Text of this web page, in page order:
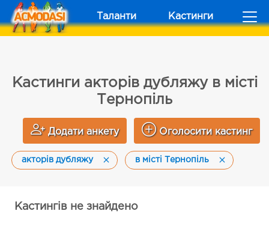
Таланти Кастинги
Кастинги акторів дубляжу в місті
Тернопіль
Додати анкету Оголосити кастинг
акторів дубляжу в місті Тернопіль
Кастингів не знайдено